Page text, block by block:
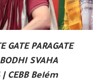
GATE PARAGATE
SVAHA
CEBB Belém